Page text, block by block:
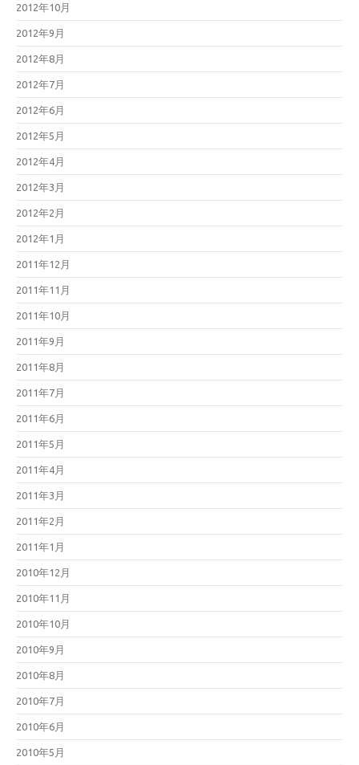
2012年10月
2012年9月
2012年8月
2012年7月
2012年6月
2012年5月
2012年4月
2012年3月
2012年2月
2012年1月
2011年12月
2011年11月
2011年10月
2011年9月
2011年8月
2011年7月
2011年6月
2011年5月
2011年4月
2011年3月
2011年2月
2011年1月
2010年12月
2010年11月
2010年10月
2010年9月
2010年8月
2010年7月
2010年6月
2010年5月